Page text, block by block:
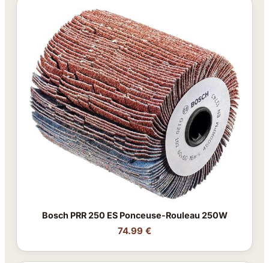
Bosch PRR 250 ES Ponceuse-Rouleau 250W
74.99 €